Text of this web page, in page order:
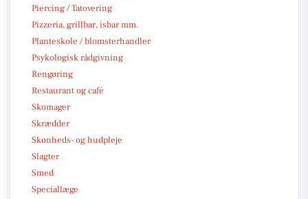
Piercing / Tatovering
Pizzeria, grillbar, isbar mm.
Planteskole / blomsterhandler
Psykologisk rådgivning
Rengøring
Restaurant og café
Skomager
Skrædder
Skønheds- og hudpleje
Slagter
Smed
Speciallæge